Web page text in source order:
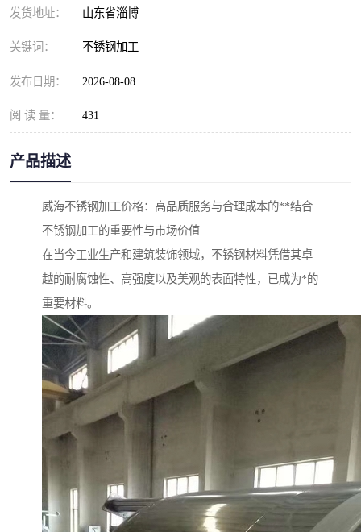
发货地址： 山东省淄博
关键词： 不锈钢加工
发布日期： 2026-08-08
阅 读 量： 431
产品描述
威海不锈钢加工价格：高品质服务与合理成本的**结合
不锈钢加工的重要性与市场价值
在当今工业生产和建筑装饰领域，不锈钢材料凭借其卓
越的耐腐蚀性、高强度以及美观的表面特性，已成为*的
重要材料。